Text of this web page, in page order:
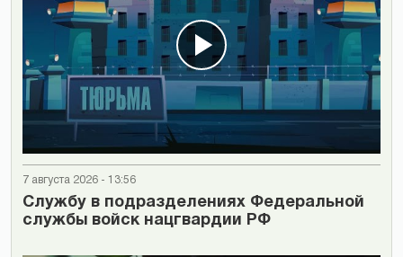
7 августа 2026 - 13:56
Cлужбу в подразделениях Федеральной
службы войск нацгвардии РФ